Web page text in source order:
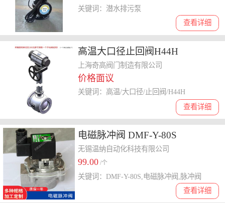
查看详细
关键词：潜水排污泵
高温大口径止回阀H44H
上海奇高阀门制造有限公司
价格面议
查看详细
关键词：高温/大口径/止回阀/H44H
电磁脉冲阀 DMF-Y-80S
无锡温纳自动化科技有限公司
99.00 /个
查看详细
关键词：DMF-Y-80S,电磁脉冲阀,脉冲阀